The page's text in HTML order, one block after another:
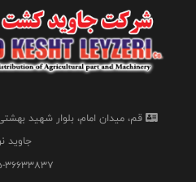
قم، میدان امام، بلوار شهید
جاوید
36633837